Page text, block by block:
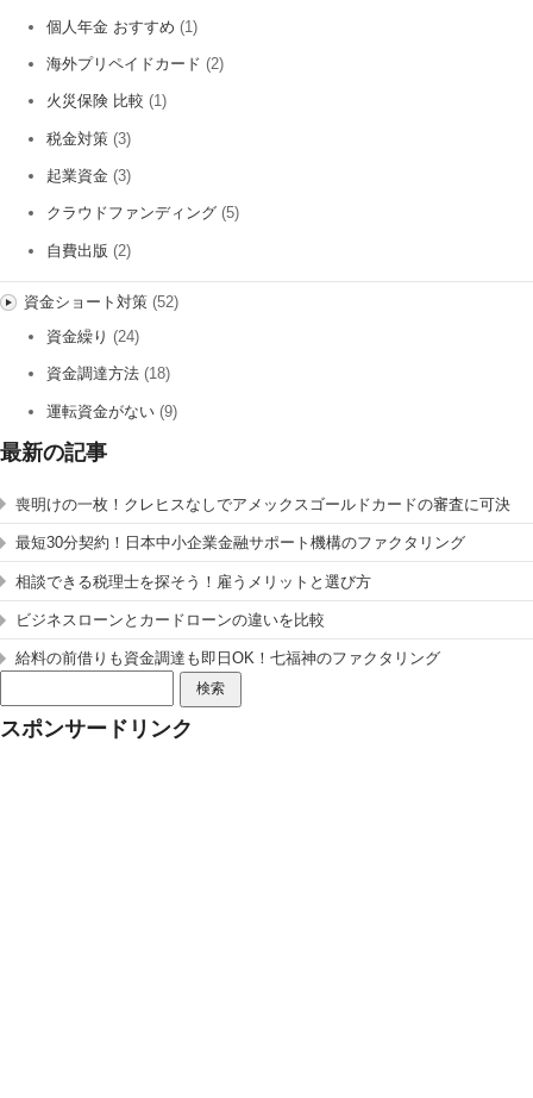
個人年金 おすすめ (1)
海外プリペイドカード (2)
火災保険 比較 (1)
税金対策 (3)
起業資金 (3)
クラウドファンディング (5)
自費出版 (2)
資金ショート対策(52)
資金繰り (24)
資金調達方法 (18)
運転資金がない (9)
最新の記事
喪明けの一枚！クレヒスなしでアメックスゴールドカードの審査に可決
最短30分契約！日本中小企業金融サポート機構のファクタリング
相談できる税理士を探そう！雇うメリットと選び方
ビジネスローンとカードローンの違いを比較
給料の前借りも資金調達も即日OK！七福神のファクタリング
索:
スポンサードリンク